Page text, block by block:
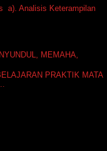
a). Analisis Keterampilan
MEMAHA,
PRAKTIK MATA